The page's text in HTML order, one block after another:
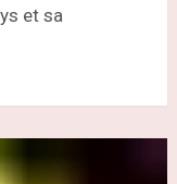
et sa